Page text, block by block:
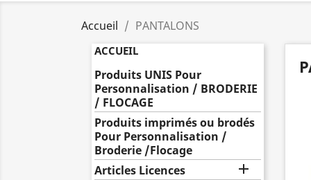
Accueil PANTALONS
ACCUEIL
Produits UNIS Pour
Personnalisation / BRODERIE
/ FLOCAGE
Produits imprimés ou brodés
Pour Personnalisation /
Broderie /Flocage
Articles Licences
